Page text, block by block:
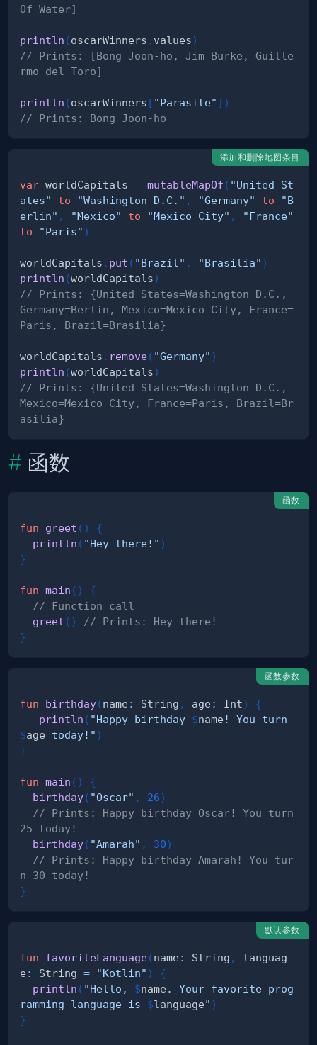
Of Water]
println (oscarWinners . values)
// Prints: [Bong Joon-ho, Jim Burke, Guille
rmo del Toro]
println (oscarWinners [ "Parasite" ] )
// Prints: Bong Joon-ho
添加和删除地图条目
var worldCapitals = mutableMapOf ( "United St
ates"
to "Washington D.C." , "Germany" to
"B
erlin" , "Mexico" to "Mexico City" ,
"France"
to
"Paris" )
worldCapitals . put ( "Brazil" , "Brasilia" )
println (worldCapitals)
// Prints: {United States=Washington D.C.,
Germany=Berlin, Mexico=Mexico City, France=
Paris, Brazil=Brasilia}
worldCapitals . remove( "Germany" )
println (worldCapitals)
// Prints: {United States=Washington D.C.,
Mexico=Mexico City, France=Paris, Brazil=Br
asilia}
函数
函数
fun greet ( )
{
println ( "Hey there!" )
}
fun main ( )
{
// Function call
greet ( )
// Prints: Hey there!
}
函数参数
fun birthday(name : String , age : Int)
{
println ( "Happy birthday $name
$age today!" )
}
fun main ( )
{
birthday( "Oscar" , 26)
// Prints: Happy birthday Oscar! You turn
25 today!
birthday( "Amarah" , 30)
// Prints: Happy birthday Amarah! You tur
n 30 today!
}
默认参数
fun favoriteLanguage(name : String ,
languag
e : String = "Kotlin" )
{
println ( "Hello, $name . Your favorite prog
ramming language is $language" )
}